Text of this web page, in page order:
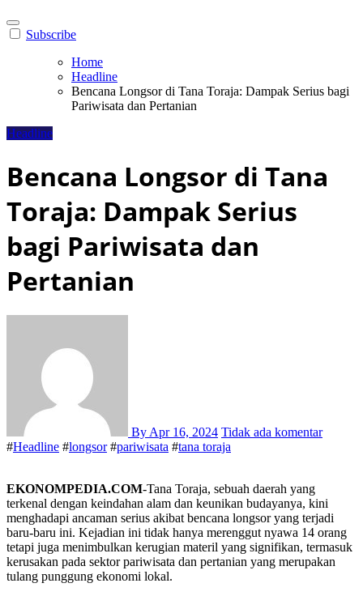
Subscribe
Home
Headline
Bencana Longsor di Tana Toraja: Dampak Serius bagi
Pariwisata dan Pertanian
Headline
Bencana Longsor di Tana
Toraja: Dampak Serius
bagi Pariwisata dan
Pertanian
By Apr 16, 2024 Tidak ada komentar
#Headline #longsor#pariwisata #tana toraja
EKONOMPEDIA.COM-Tana Toraja, sebuah daerah yang
terkenal dengan keindahan alam dan keunikan budayanya, kini
menghadapi ancaman serius akibat bencana longsor yang terjadi
baru-baru ini. Kejadian ini tidak hanya merenggut nyawa 14 orang
tetapi juga menimbulkan kerugian materil yang signifikan, termasuk
kerusakan pada sektor pariwisata dan pertanian yang merupakan
tulang punggung ekonomi lokal.